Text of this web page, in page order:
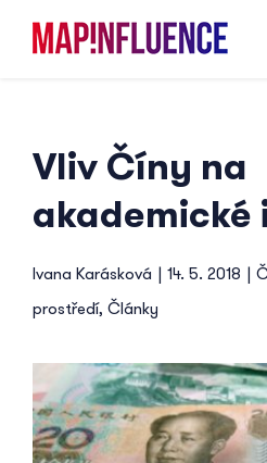
Skip
Vliv Číny na
Ivana Karásková | 14. 5. 2018 |
prostředí, Články
View
Larger
Image